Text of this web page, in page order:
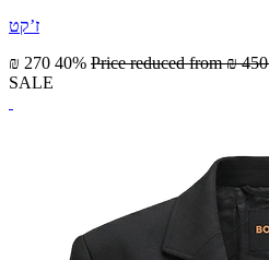
ז’קט
₪ 270 40% Price reduced from₪ 450
SALE